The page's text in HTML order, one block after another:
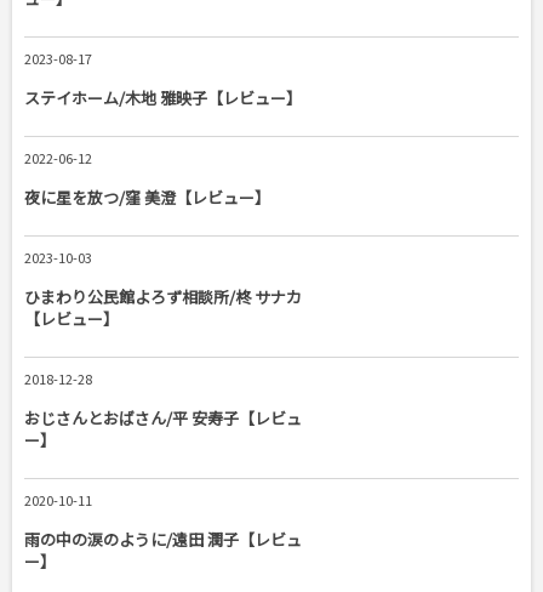
2023-08-17
ステイホーム/木地 雅映子【レビュー】
2022-06-12
夜に星を放つ/窪 美澄【レビュー】
2023-10-03
ひまわり公民館よろず相談所/柊 サナカ
【レビュー】
2018-12-28
おじさんとおばさん/平 安寿子【レビュ
ー】
2020-10-11
雨の中の涙のように/遠田 潤子【レビュ
ー】